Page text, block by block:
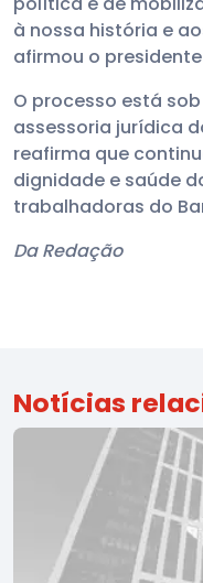
à nossa história e
afirmou o
O processo está
assessoria jurídica
reafirma que
dignidade e saúde
trabalhadoras do
Da Redação
Notícias